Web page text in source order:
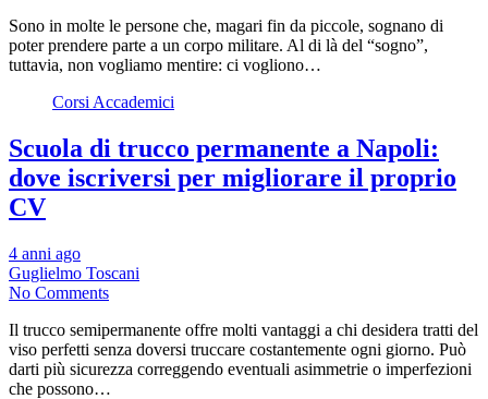
Sono in molte le persone che, magari fin da piccole, sognano di
poter prendere parte a un corpo militare. Al di là del “sogno”,
tuttavia, non vogliamo mentire: ci vogliono…
Corsi Accademici
Scuola di trucco permanente a Napoli:
dove iscriversi per migliorare il proprio
CV
4 anni ago
Guglielmo Toscani
No Comments
Il trucco semipermanente offre molti vantaggi a chi desidera tratti del
viso perfetti senza doversi truccare costantemente ogni giorno. Può
darti più sicurezza correggendo eventuali asimmetrie o imperfezioni
che possono…